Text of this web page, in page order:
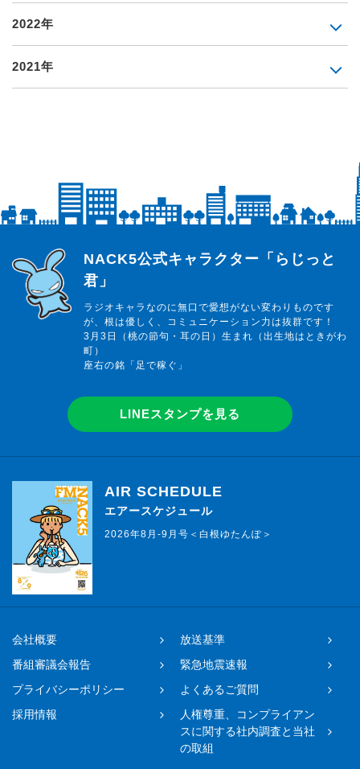
2022年
2021年
らじっと君
NACK5公式キャラクター「らじっと
君」
ラジオキャラなのに無口で愛想がない変わりものです
が、根は優しく、コミュニケーション力は抜群です！
3月3日（桃の節句・耳の日）生まれ（出生地はときがわ
町）
座右の銘「足で稼ぐ」
LINEスタンプを見る
AIR SCHEDULE
エアースケジュール
2026年8月-9月号＜白根ゆたんぽ＞
会社概要
放送基準
番組審議会報告
緊急地震速報
プライバシーポリシー
よくあるご質問
採用情報
人権尊重、コンプライアン
スに関する社内調査と当社
の取組